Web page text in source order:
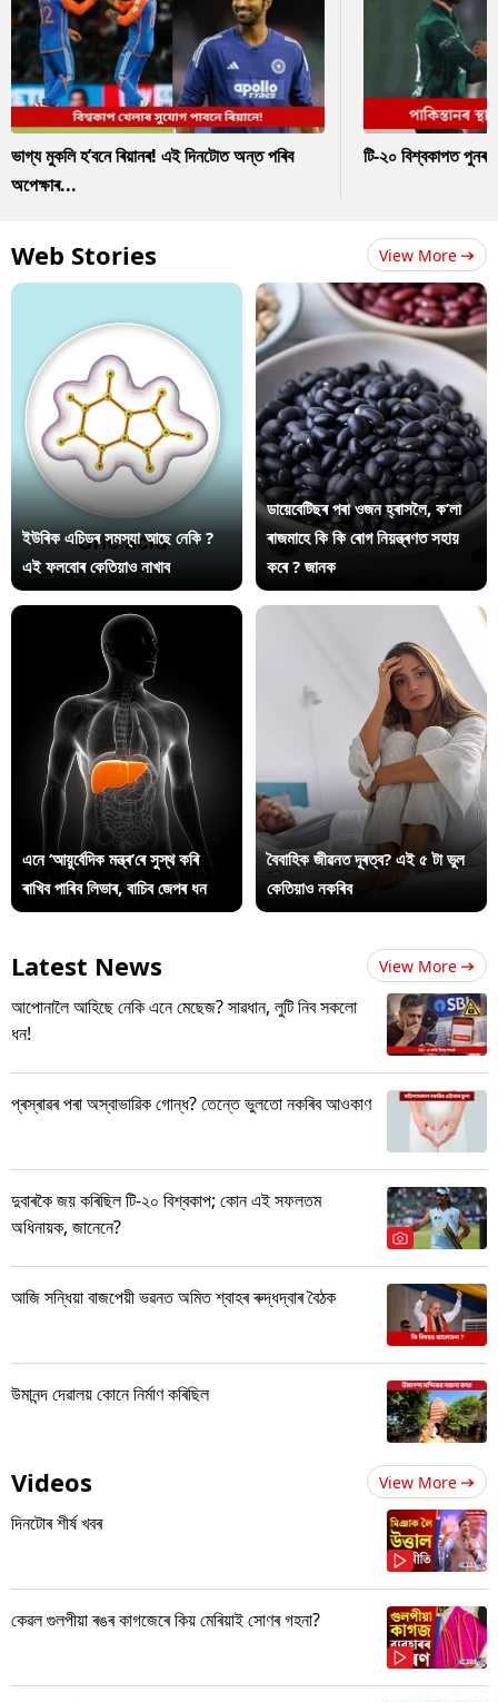
ভাগ্য মুকলি হ’বনে ৰিয়ানৰ! এই দিনটোত অন্ত পৰিব
অপেক্ষাৰ...
টি-২০ বিশ্বকাপত পুনৰ
Web Stories View More
ইউৰিক এচিডৰ সমস্যা আছে নেকি ?
এই ফলবোৰ কেতিয়াও নাখাব
ডায়েবেটিছৰ পৰা ওজন হ্ৰাসলৈ, ক’লা
ৰাজমাহে কি কি ৰোগ নিয়ন্ত্ৰণত সহায়
কৰে ? জানক
এনে ‘আয়ুৰ্বেদিক মন্ত্ৰ’ৰে সুস্থ কৰি
ৰাখিব পাৰিব লিভাৰ, বাচিব জেপৰ ধন
বৈবাহিক জীৱনত দূৰত্ব? এই ৫ টা ভুল
কেতিয়াও নকৰিব
Latest News View More
আপোনালৈ আহিছে নেকি এনে মেছেজ? সাৱধান, লুটি নিব সকলো
ধন!
প্ৰস্ৰাৱৰ পৰা অস্বাভাৱিক গোন্ধ? তেন্তে ভুলতো নকৰিব আওকাণ
দুবাৰকৈ জয় কৰিছিল টি-২০ বিশ্বকাপ; কোন এই সফলতম
অধিনায়ক, জানেনে?
আজি সন্ধিয়া বাজপেয়ী ভৱনত অমিত শ্বাহৰ ৰুদ্ধদ্বাৰ বৈঠক
উমানন্দ দেৱালয় কোনে নিৰ্মাণ কৰিছিল
Videos View More
দিনটোৰ শীৰ্ষ খবৰ
কেৱল গুলপীয়া ৰঙৰ কাগজেৰে কিয় মেৰিয়াই সোণৰ গহনা?